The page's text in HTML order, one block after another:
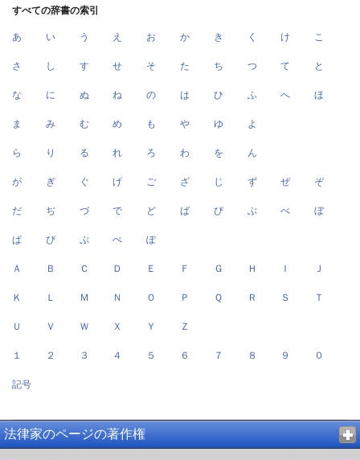
すべての辞書の索引
あ い う え お か き く け こ
さ し す せ そ た ち つ て と
な に ぬ ね の は ひ ふ へ ほ
ま み む め も や ゆ よ
ら り る れ ろ わ を ん
が ぎ ぐ げ ご ざ じ ず ぜ ぞ
だ ぢ づ で ど ば び ぶ べ ぼ
ぱ ぴ ぷ ぺ ぽ
Ａ Ｂ Ｃ Ｄ Ｅ Ｆ Ｇ Ｈ Ｉ Ｊ
Ｋ Ｌ Ｍ Ｎ Ｏ Ｐ Ｑ Ｒ Ｓ Ｔ
Ｕ Ｖ Ｗ Ｘ Ｙ Ｚ
１ ２ ３ ４ ５ ６ ７ ８ ９ ０
記号
法律家のページの著作権